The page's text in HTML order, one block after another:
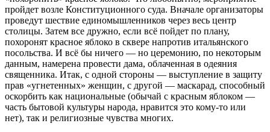
пройдет возле Конституционного суда. Вначале организаторы
проведут шествие единомышленников через весь центр
столицы. Затем все дружно, если всё пойдет по плану,
похоронят красное яблоко в сквере напротив итальянского
посольства. И всё бы ничего — но церемонию, по некоторым
данным, намерена провести дама, облаченная в одеяния
священника. Итак, с одной стороны — выступление в защиту
прав «угнетенных» женщин, с другой — маскарад, способный
оскорбить как национальные (обычай с красным яблоком —
часть бытовой культуры народа, нравится это кому-то или
нет), так и религиозные чувства многих.